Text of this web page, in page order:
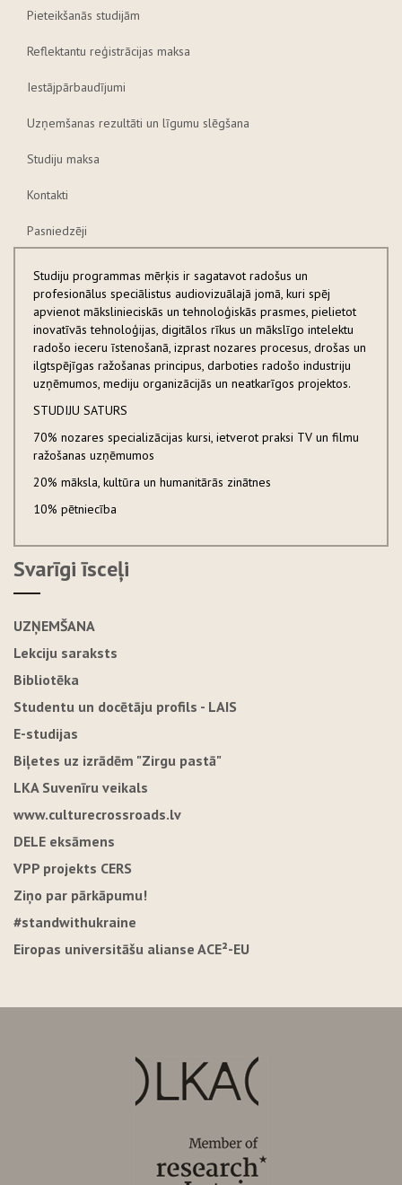
Pieteikšanās studijām
Reflektantu reģistrācijas maksa
Iestājpārbaudījumi
Uzņemšanas rezultāti un līgumu slēgšana
Studiju maksa
Kontakti
Pasniedzēji
Studiju programmas mērķis ir sagatavot radošus un
profesionālus speciālistus audiovizuālajā jomā, kuri spēj
apvienot mākslinieciskās un tehnoloģiskās prasmes, pielietot
inovatīvās tehnoloģijas, digitālos rīkus un mākslīgo intelektu
radošo ieceru īstenošanā, izprast nozares procesus, drošas un
ilgtspējīgas ražošanas principus, darboties radošo industriju
uzņēmumos, mediju organizācijās un neatkarīgos projektos.
STUDIJU SATURS
70% nozares specializācijas kursi, ietverot praksi TV un filmu
ražošanas uzņēmumos
20% māksla, kultūra un humanitārās zinātnes
10% pētniecība
Svarīgi īsceļi
UZŅEMŠANA
Lekciju saraksts
Bibliotēka
Studentu un docētāju profils - LAIS
E-studijas
Biļetes uz izrādēm "Zirgu pastā"
LKA Suvenīru veikals
www.culturecrossroads.lv
DELE eksāmens
VPP projekts CERS
Ziņo par pārkāpumu!
#standwithukraine
Eiropas universitāšu alianse ACE²-EU